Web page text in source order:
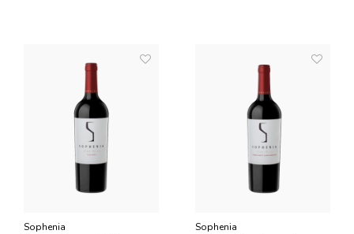
Sophenia
Sophenia